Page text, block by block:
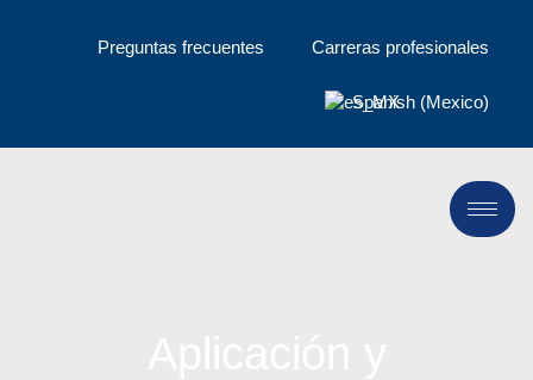
Preguntas frecuentes Carreras profesionales
Spanish (Mexico)